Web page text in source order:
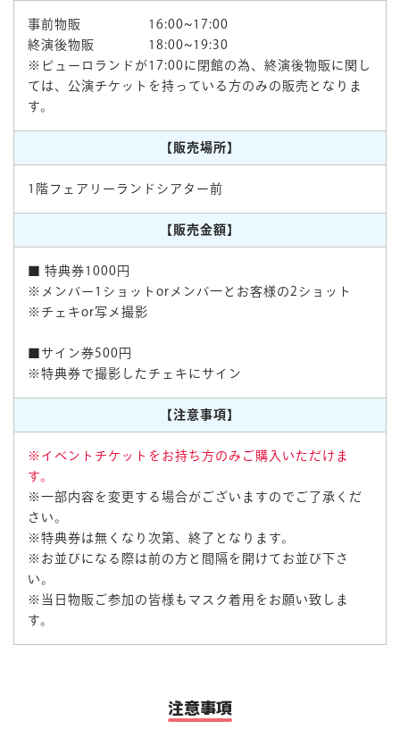
事前物販 16:00~17:00
終演後物販 18:00~19:30
※ピューロランドが17:00に閉館の為、終演後物販に関し
ては、公演チケットを持っている方のみの販売となりま
す。
【販売場所】
1階フェアリーランドシアター前
【販売金額】
■ 特典券1000円
※メンバー1ショットorメンバ一とお客様の2ショット
※チェキor写メ撮影
■サイン券500円
※特典券で撮影したチェキにサイン
【注意事項】
※イベントチケットをお持ち方のみご購入いただけま
す。
※一部内容を変更する場合がございますのでご了承くだ
さい。
※特典券は無くなり次第、終了となります。
※お並びになる際は前の方と間隔を開けてお並び下さ
い。
※当日物販ご参加の皆様もマスク着用をお願い致しま
す。
注意事項